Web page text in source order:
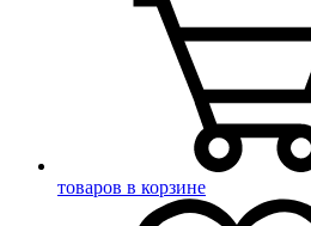
товаров в корзине